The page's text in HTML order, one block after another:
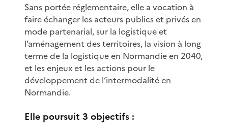
Sans portée réglementaire, elle a vocation à
faire échanger les acteurs publics et privés en
mode partenarial, sur la logistique et
l’aménagement des territoires, la vision à long
terme de la logistique en Normandie en 2040,
et les enjeux et les actions pour le
développement de l’intermodalité en
Normandie.
Elle poursuit 3 objectifs :